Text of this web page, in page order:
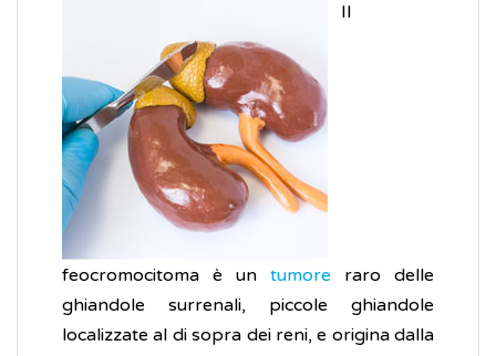
Il
feocromocitoma è un tumore raro delle
ghiandole surrenali, piccole ghiandole
localizzate al di sopra dei reni, e origina dalla